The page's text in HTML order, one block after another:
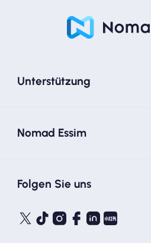
Unterstützung
Nomad Essim
Folgen Sie uns